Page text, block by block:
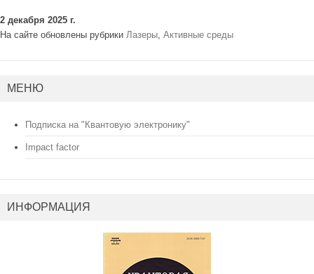
2 декабря 2025 г.
На сайте обновлены рубрики Лазеры, Активные среды
МЕНЮ
Подписка на "Квантовую электронику"
Impact factor
ИНФОРМАЦИЯ